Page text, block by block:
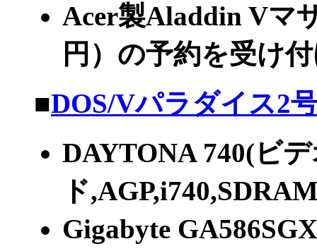
Acer製Aladdin Vマ
円）の予約を受け
■DOS/Vパラダイス2
DAYTONA 740(ビ
ド
Gigabyte